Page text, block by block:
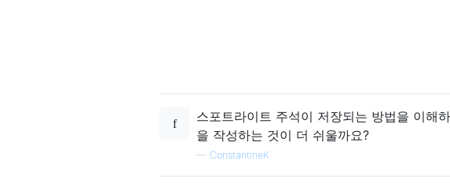
스포트라이트 주석이 저장되는 방법을 이해
을 작성하는 것이 더 쉬울까요?
— ConstantineK